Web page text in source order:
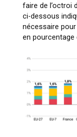
faire de l’octroi
ci-dessous
nécessaire pour
en pourcentage